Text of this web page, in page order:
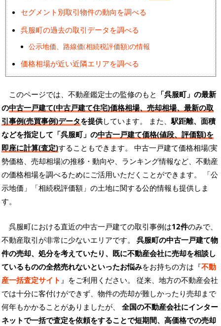
セグメント別取引物件の動向を調べる
呉服町の過去の取引データを調べる
公示地価、路線価(相続税評価額)の情報
価格相場が近い近隣エリアを調べる
このページでは、不動産鑑定士の監修のもと 「呉服町」の最新
の中古一戸建て(中古戸建て住宅)価格相場、売却相場、最新の取
引事例(売買事例)データを提供しています。 また、駅距離、面積
などを指定して「呉服町」の中古一戸建て価格(値段、評価額)を
即座に計算(査定)することもできます。 中古一戸建て価格相場(実
勢価格、売却相場)の推移・動向や、ランキング情報など、不動産
の価格相場を調べるためにご活用いただくことができます。
「公
示地価」「相続税評価額」の土地に関する公的情報も提供しま
す。
呉服町における直近の中古一戸建ての取引事例は12件のみで、
不動産取引が非常に少ないエリアです。 呉服町の中古一戸建て物
件の売却、処分を考えていたり、既に不動産会社に売却を相談し
ているものの全然売れないといったお悩みをお持ちの方は『不動
産一括査定サイト 』をご利用ください。 従来、地方の不動産会社
では十分に客付けができず、物件の売却が難しかったり売却まで
何年もかかることがありましたが、 全国の不動産会社にインター
ネットで一括で査定を依頼をすることで短期間、高価格での売却